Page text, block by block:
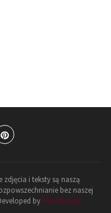
zdjęcia i teksty są naszą
bez naszej
by PenciDesign